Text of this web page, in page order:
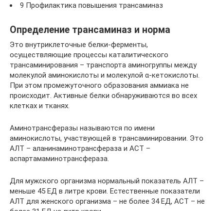
9 Профилактика повышения трансаминаз
Определение трансаминаз и норма
Это внутриклеточные белки-ферменты,
осуществляющие процессы каталитического
трансаминирования – транспорта аминогруппы между
молекулой аминокислоты и молекулой α-кетокислоты.
При этом промежуточного образования аммиака не
происходит. Активные белки обнаруживаются во всех
клетках и тканях.
Аминотрансферазы называются по имени
аминокислоты, участвующей в трансаминировании. Это
АЛТ – аланинаминотрансфераза и АСТ –
аспартамаминотрансфераза.
Для мужского организма нормальный показатель АЛТ –
меньше 45 ЕД в литре крови. Естественные показатели
АЛТ для женского организма – не более 34 ЕД, АСТ – не